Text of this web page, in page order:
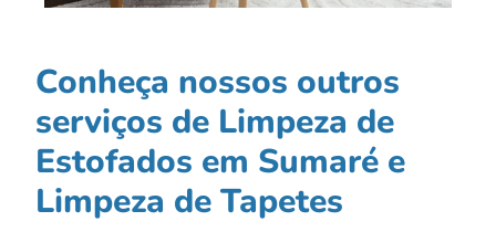
Conheça nossos outros
serviços de Limpeza de
Estofados em Sumaré e
Limpeza de Tapetes